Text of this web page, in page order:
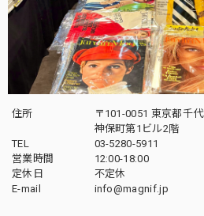
住所
〒101-0051 東京都千
神保町第1ビル2階
TEL
03-5280-5911
営業時間
12:00-18:00
定休日
不定休
E-mail
info@magnif.jp